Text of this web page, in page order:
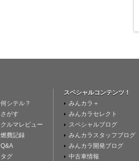
何シテル？
さがす
クルマレビュー
燃費記録
Q&A
タグ
スペシャルコンテンツ！
みんカラ＋
みんカラセレクト
スペシャルブログ
みんカラスタッフブログ
みんカラ開発ブログ
中古車情報